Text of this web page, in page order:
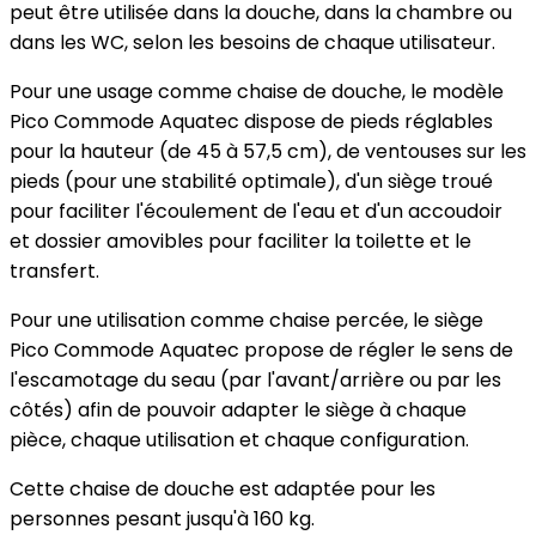
peut être utilisée dans la douche, dans la chambre ou
dans les WC, selon les besoins de chaque utilisateur.
Pour une usage comme chaise de douche, le modèle
Pico Commode Aquatec dispose de pieds réglables
pour la hauteur (de 45 à 57,5 cm), de ventouses sur les
pieds (pour une stabilité optimale), d'un siège troué
pour faciliter l'écoulement de l'eau et d'un accoudoir
et dossier amovibles pour faciliter la toilette et le
transfert.
Pour une utilisation comme chaise percée, le siège
Pico Commode Aquatec propose de régler le sens de
l'escamotage du seau (par l'avant/arrière ou par les
côtés) afin de pouvoir adapter le siège à chaque
pièce, chaque utilisation et chaque configuration.
Cette chaise de douche est adaptée pour les
personnes pesant jusqu'à 160 kg.